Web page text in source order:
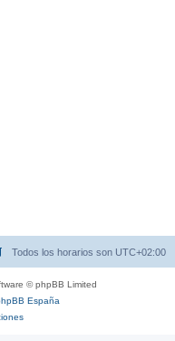
Todos los horarios son UTC+02:00
© phpBB Limited
España